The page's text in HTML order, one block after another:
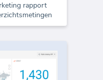
rapport